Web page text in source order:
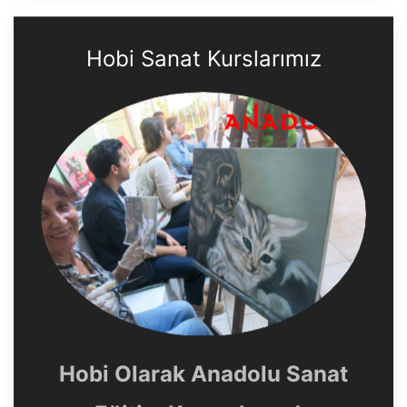
Hobi Sanat Kurslarımız
Hobi Olarak Anadolu Sanat